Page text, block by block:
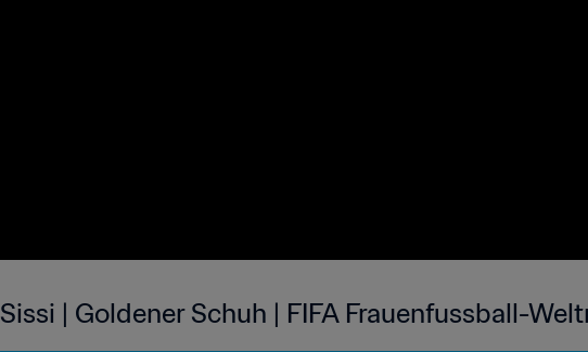
Sissi | Goldener Schuh | FIFA Frauenfussball-